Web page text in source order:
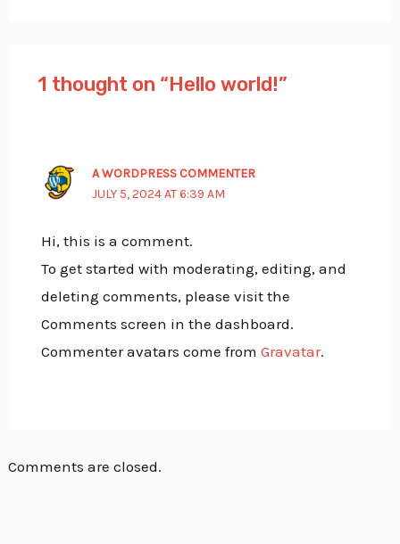
1 thought on “Hello world!”
A WORDPRESS COMMENTER
JULY 5, 2024 AT 6:39 AM
Hi, this is a comment.
To get started with moderating, editing, and
deleting comments, please visit the
Comments screen in the dashboard.
Commenter avatars come from Gravatar.
Comments are closed.